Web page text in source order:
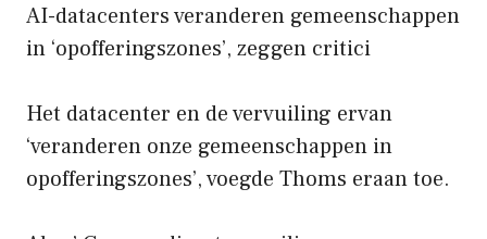
AI-datacenters veranderen gemeenschappen
in ‘opofferingszones’, zeggen critici
Het datacenter en de vervuiling ervan
‘veranderen onze gemeenschappen in
opofferingszones’, voegde Thoms eraan toe.